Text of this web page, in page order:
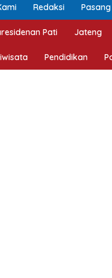
Redaksi
Pati Jateng
Pendidikan